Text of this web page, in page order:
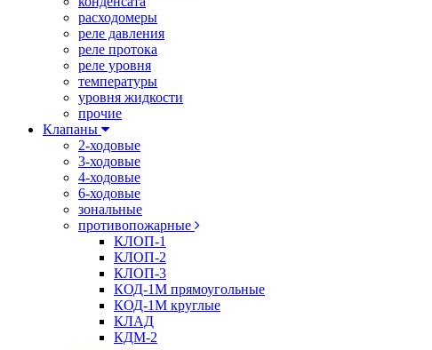
расходомеры
реле давления
реле протока
реле уровня
температуры
уровня жидкости
прочие
Клапаны
2-ходовые
3-ходовые
4-ходовые
6-ходовые
зональные
противопожарные
КЛОП-1
КЛОП-2
КЛОП-3
КОД-1М прямоугольные
КОД-1М круглые
КЛАД
КДМ-2